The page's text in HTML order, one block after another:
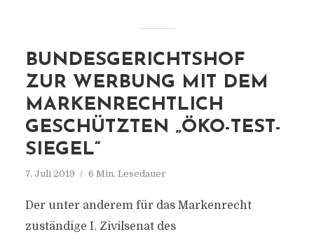
BUNDESGERICHTSHOF
ZUR WERBUNG MIT DEM
MARKENRECHTLICH
GESCHÜTZTEN „ÖKO-TEST-
SIEGEL“
7. Juli 2019 6 Min. Lesedauer
Der unter anderem für das Markenrecht
zuständige I. Zivilsenat des